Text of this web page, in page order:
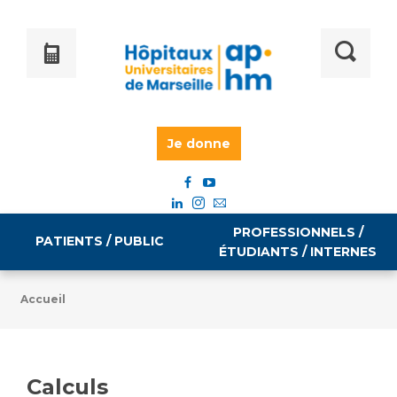
Je donne
PATIENTS / PUBLIC
PROFESSIONNELS /
ÉTUDIANTS / INTERNES
Emploi / formation
Accueil
Calculs